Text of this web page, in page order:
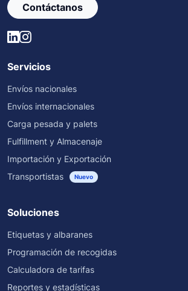
Contáctanos
Servicios
Envíos nacionales
Envíos internacionales
Carga pesada y palets
Fulfillment y Almacenaje
Importación y Exportación
Transportistas
Nuevo
Soluciones
Etiquetas y albaranes
Programación de recogidas
Calculadora de tarifas
Reportes y estadísticas